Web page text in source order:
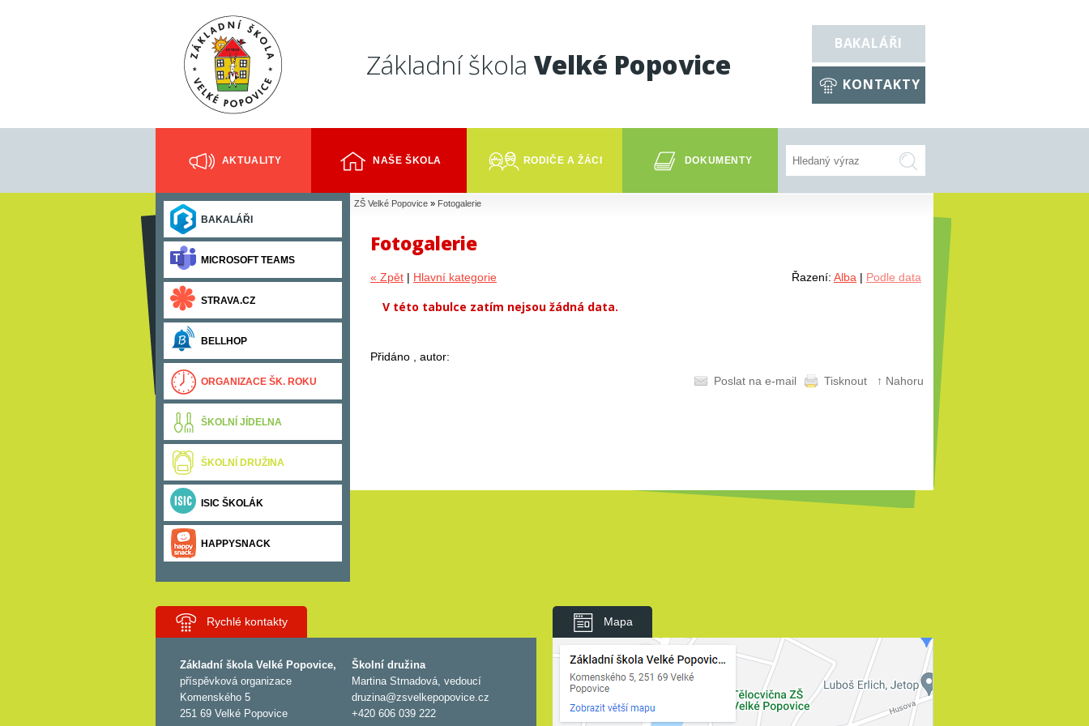
Základní škola Velké Popovice
BAKALÁŘI
KONTAKTY
AKTUALITY NAŠE ŠKOLA RODIČE A ŽÁCI DOKUMENTY
ZŠ Velké Popovice » Fotogalerie
Fotogalerie
Řazení: Alba | Podle data
« Zpět | Hlavní kategorie
V této tabulce zatím nejsou žádná data.
Přidáno , autor:
Poslat na e-mail
Tisknout ↑ Nahoru
BAKALÁŘI
MICROSOFT TEAMS
STRAVA.CZ
BELLHOP
ORGANIZACE ŠK. ROKU
ŠKOLNÍ JÍDELNA
ŠKOLNÍ DRUŽINA
ISIC ŠKOLÁK
HAPPYSNACK
Rychlé kontakty
Základní škola Velké Popovice,
příspěvková organizace
Komenského 5
251 69 Velké Popovice
Školní družina
Martina Strnadová, vedoucí
druzina@zsvelkepopovice.cz
+420 606 039 222
Mapa